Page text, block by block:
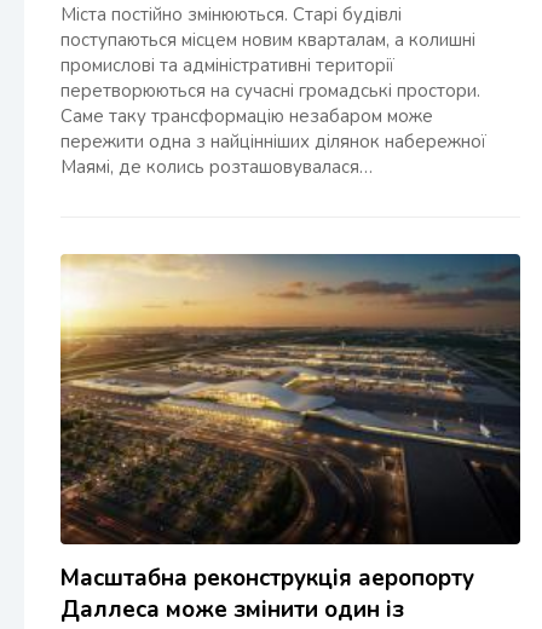
Міста постійно змінюються. Старі будівлі
поступаються місцем новим кварталам, а колишні
промислові та адміністративні території
перетворюються на сучасні громадські простори.
Саме таку трансформацію незабаром може
пережити одна з найцінніших ділянок набережної
Маямі, де колись розташовувалася…
Масштабна реконструкція аеропорту
Даллеса може змінити один із